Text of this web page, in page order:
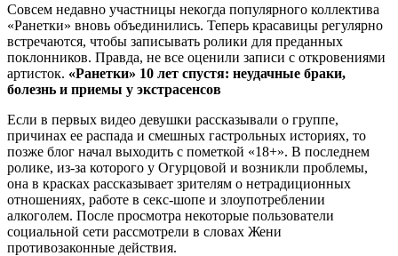
Совсем недавно участницы некогда популярного коллектива
«Ранетки» вновь объединились. Теперь красавицы регулярно
встречаются, чтобы записывать ролики для преданных
поклонников. Правда, не все оценили записи с откровениями
артисток. «Ранетки» 10 лет спустя: неудачные браки,
болезнь и приемы у экстрасенсов
Если в первых видео девушки рассказывали о группе,
причинах ее распада и смешных гастрольных историях, то
позже блог начал выходить с пометкой «18+». В последнем
ролике, из-за которого у Огурцовой и возникли проблемы,
она в красках рассказывает зрителям о нетрадиционных
отношениях, работе в секс-шопе и злоупотреблении
алкоголем. После просмотра некоторые пользователи
социальной сети рассмотрели в словах Жени
противозаконные действия.